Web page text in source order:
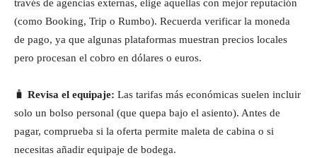
través de agencias externas, elige aquellas con mejor reputación
(como Booking, Trip o Rumbo). Recuerda verificar la moneda
de pago, ya que algunas plataformas muestran precios locales
pero procesan el cobro en dólares o euros.
🧳 Revisa el equipaje: Las tarifas más económicas suelen incluir
solo un bolso personal (que quepa bajo el asiento). Antes de
pagar, comprueba si la oferta permite maleta de cabina o si
necesitas añadir equipaje de bodega.